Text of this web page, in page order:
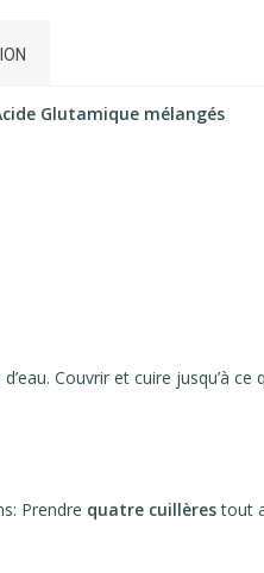
Glutamique mélangés
Couvrir et cuire jusqu’à
Prendre quatre cuillèrestout